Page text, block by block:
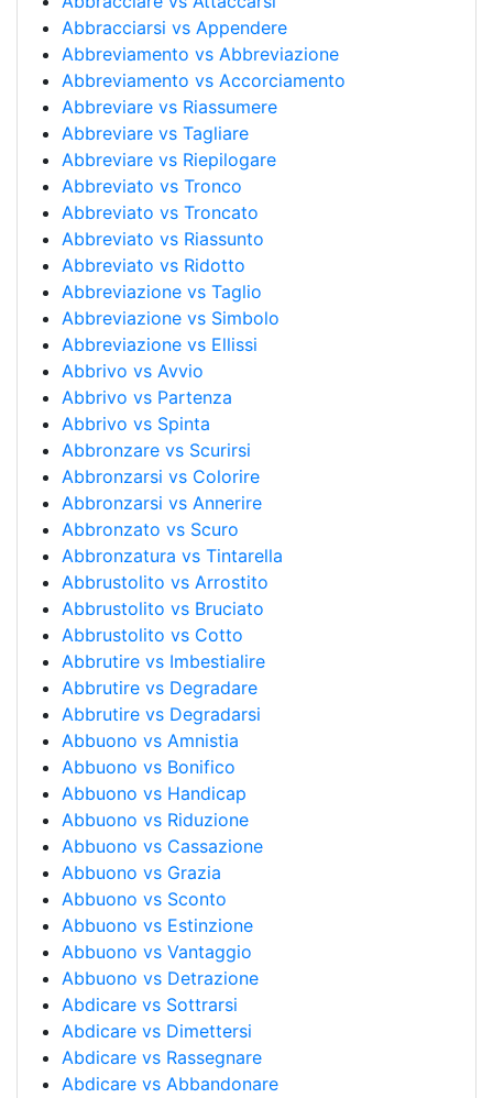
Abbracciarsi vs Appendere
Abbreviamento vs Abbreviazione
Abbreviamento vs Accorciamento
Abbreviare vs Riassumere
Abbreviare vs Tagliare
Abbreviare vs Riepilogare
Abbreviato vs Tronco
Abbreviato vs Troncato
Abbreviato vs Riassunto
Abbreviato vs Ridotto
Abbreviazione vs Taglio
Abbreviazione vs Simbolo
Abbreviazione vs Ellissi
Abbrivo vs Avvio
Abbrivo vs Partenza
Abbrivo vs Spinta
Abbronzare vs Scurirsi
Abbronzarsi vs Colorire
Abbronzarsi vs Annerire
Abbronzato vs Scuro
Abbronzatura vs Tintarella
Abbrustolito vs Arrostito
Abbrustolito vs Bruciato
Abbrustolito vs Cotto
Abbrutire vs Imbestialire
Abbrutire vs Degradare
Abbrutire vs Degradarsi
Abbuono vs Amnistia
Abbuono vs Bonifico
Abbuono vs Handicap
Abbuono vs Riduzione
Abbuono vs Cassazione
Abbuono vs Grazia
Abbuono vs Sconto
Abbuono vs Estinzione
Abbuono vs Vantaggio
Abbuono vs Detrazione
Abdicare vs Sottrarsi
Abdicare vs Dimettersi
Abdicare vs Rassegnare
Abdicare vs Abbandonare